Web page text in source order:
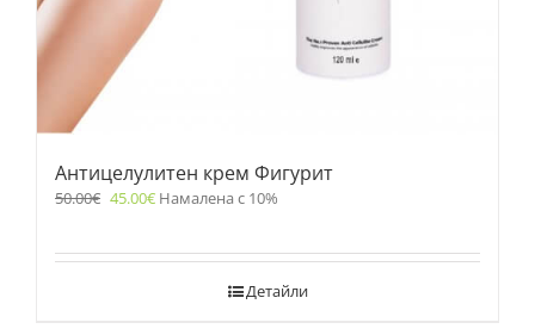
Антицелулитен крем Фигурит
50.00€ 45.00€ Намалена с 10%
Детайли